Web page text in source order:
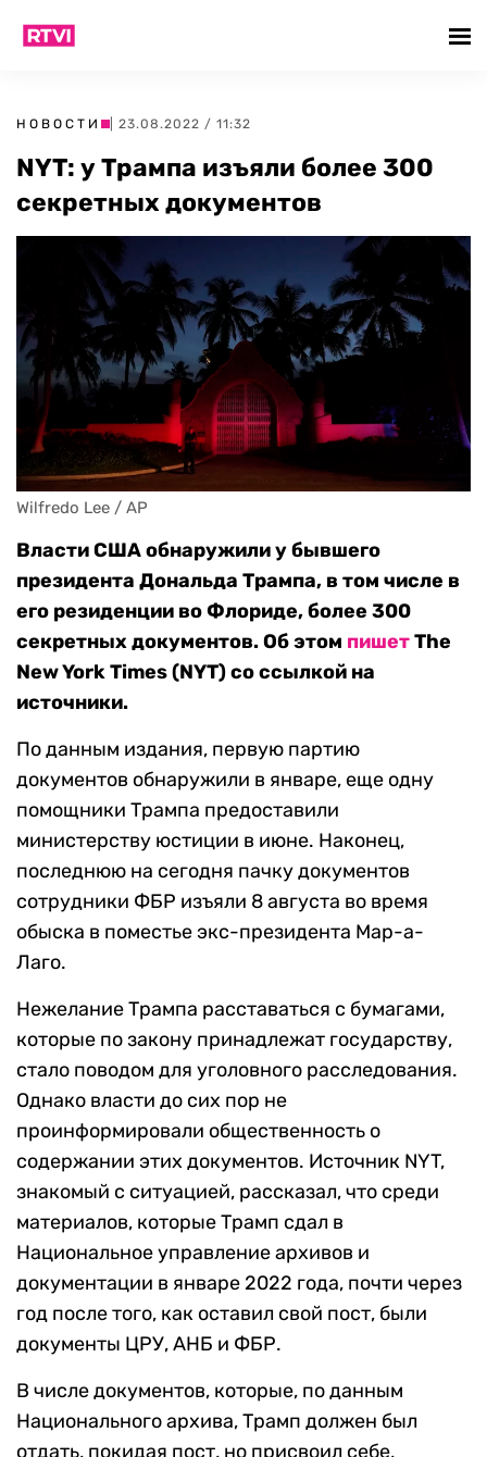
НОВОСТИ | 23.08.2022 / 11:32
NYT: у Трампа изъяли более 300
секретных документов
Wilfredo Lee / AP
Власти США обнаружили у бывшего
президента Дональда Трампа, в том числе в
его резиденции во Флориде, более 300
секретных документов. Об этом пишетThe
New York Times (NYT) со ссылкой на
источники.
По данным издания, первую партию
документов обнаружили в январе, еще одну
помощники Трампа предоставили
министерству юстиции в июне. Наконец,
последнюю на сегодня пачку документов
сотрудники ФБР изъяли 8 августа во время
обыска в поместье экс-президента Мар-а-
Лаго.
Нежелание Трампа расставаться с бумагами,
которые по закону принадлежат государству,
стало поводом для уголовного расследования.
Однако власти до сих пор не
проинформировали общественность о
содержании этих документов. Источник NYT,
знакомый с ситуацией, рассказал, что среди
материалов, которые Трамп сдал в
Национальное управление архивов и
документации в январе 2022 года, почти через
год после того, как оставил свой пост, были
документы ЦРУ, АНБ и ФБР.
В числе документов, которые, по данным
Национального архива, Трамп должен был
отдать, покидая пост, но присвоил себе,